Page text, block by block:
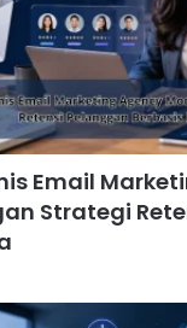
Email
Strategi